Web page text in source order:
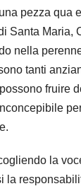
pezza qua
Santa Maria,
nella
tanti
fruire
la
la